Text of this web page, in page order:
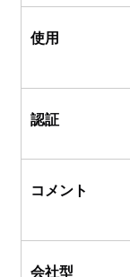
使用
認証
コメント
会社型